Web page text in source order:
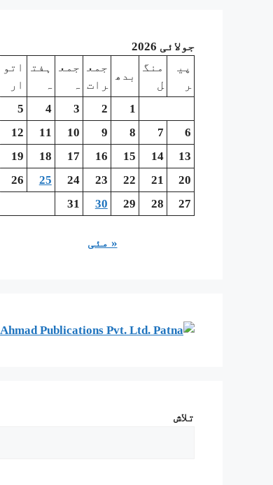
جولائی 2026
پی
ر
منگ
ل
بدھ
جمع
رات
جمع
ہ
ہفت
ہ
اتو
ار
1
2
3
4
5
6
7
8
9
10
11
12
13
14
15
16
17
18
19
20
21
22
23
24
25
26
27
28
29
30
31
« مئی
تلاش